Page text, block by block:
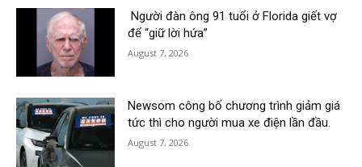
Người đàn ông 91 tuổi ở Florida giết vợ
để “giữ lời hứa”
August 7, 2026
Newsom công bố chương trình giảm giá
tức thì cho người mua xe điện lần đầu.
August 7, 2026